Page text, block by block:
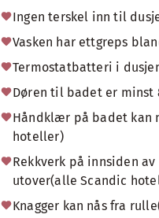
Ingen terskel inn til
Vasken har ettgreps
Termostatbatteri i
Døren til badet er minst
Håndklær på badet kan
hoteller)
Rekkverk på innsiden
utover(alle Scandic
Knagger kan nås fra